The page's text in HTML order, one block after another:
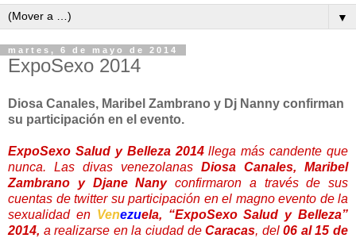
▼
martes, 6 de mayo de 2014
ExpoSexo 2014
Diosa Canales, Maribel Zambrano y Dj Nanny confirman
su participación en el evento.
ExpoSexo Salud y Belleza 2014 llega más candente que
nunca. Las divas venezolanas Diosa Canales, Maribel
Zambrano y Djane Nany confirmaron a través de sus
cuentas de twitter su participación en el magno evento de la
sexualidad en Venezuela, “ExpoSexo Salud y Belleza”
2014, a realizarse en la ciudad deCaracas, del06 al 15 de